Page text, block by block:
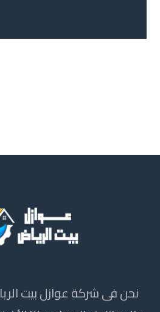
نحن فى شركة عوازل بيت